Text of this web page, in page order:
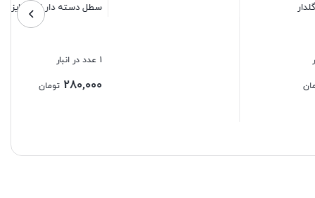
قوری پیرکس 1100 میلی
260,000 تومان